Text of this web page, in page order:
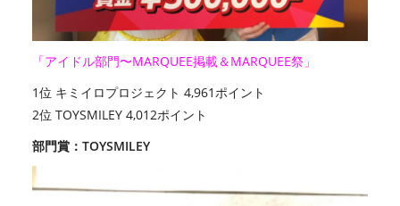
「アイドル部門〜MARQUEE掲載＆MARQUEE祭」
1位 キミイロプロジェクト 4,961ポイント
2位 TOYSMILEY 4,012ポイント
部門賞：TOYSMILEY